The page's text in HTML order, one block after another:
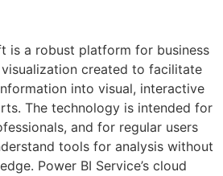
is a robust platform for business
created to facilitate
into visual, interactive
The technology is intended for
and for regular users
tools for analysis without
Power BI Service’s cloud